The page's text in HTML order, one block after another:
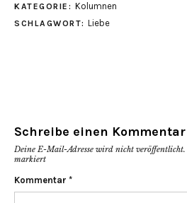
in
neuem
Fenster
in
neuem
KATEGORIE: Kolumnen
SCHLAGWORT: Liebe
Schreibe einen Kommentar
Deine E-Mail-Adresse wird nicht veröffentlicht.
markiert
Kommentar *